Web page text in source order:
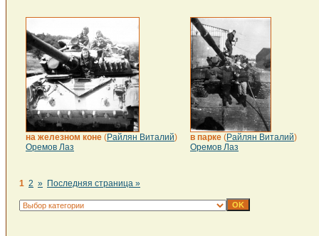
на железном коне (Райлян Виталий)
Оремов Лаз
в парке (Райлян Виталий)
Оремов Лаз
1 2 » Последняя страница »